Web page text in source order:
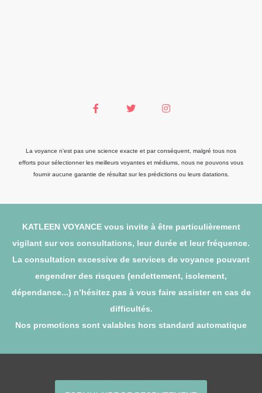
La voyance n'est pas une science exacte et par conséquent, malgré tous nos
efforts pour sélectionner les meilleurs voyantes et médiums, nous ne pouvons vous
fournir aucune garantie de résultat sur les prédictions ou leurs datations.
KATLEEN VOYANCE vous invite à être particulièrement
vigilant sur vos consultations, leur durée et leur fréquence.
La consultation excessive de services de voyance pouvant
engendrer des risques (endettement, isolement,
dépendance...) n’hésitez pas à vous faire assister en cas de
difficultés.
Nos promotions sont valables hors standard automatique